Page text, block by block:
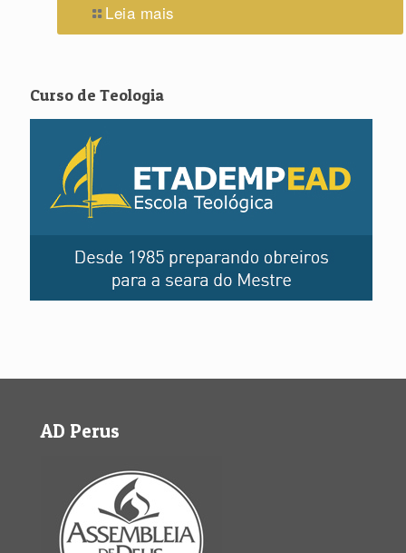
Leia mais
Curso de Teologia
AD Perus